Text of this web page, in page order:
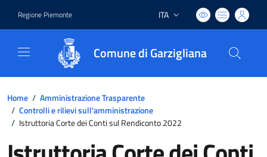
Regione Piemonte Lingua attiva:
ITA
Comune di Garzigliana
Home / Amministrazione Trasparente
/ Controlli e rilievi sull'amministrazione
/ Istruttoria Corte dei Conti sul Rendiconto 2022